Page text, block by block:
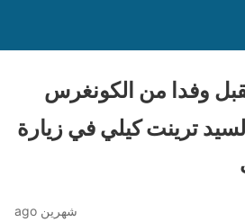
وفدا من الكونغرس
ترينت كيلي في زيارة
شهرين ago